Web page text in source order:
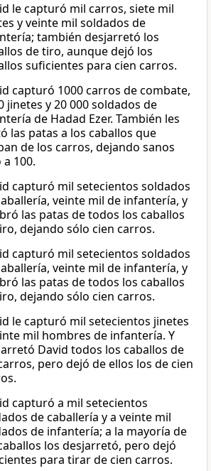
le capturó mil carros, siete mil
y veinte mil soldados de
también desjarretó los
de tiro, aunque dejó los
suficientes para cien carros.
capturó 1000 carros de combate,
jinetes y 20 000 soldados de
de Hadad Ezer. También les
las patas a los caballos que
de los carros, dejando sanos
100.
capturó mil setecientos soldados
veinte mil de infantería, y
las patas de todos los caballos
dejando sólo cien carros.
capturó mil setecientos soldados
veinte mil de infantería, y
las patas de todos los caballos
dejando sólo cien carros.
le capturó mil setecientos jinetes
mil hombres de infantería. Y
David todos los caballos de
pero dejó de ellos los de cien
capturó a mil setecientos
de caballería y a veinte mil
de infantería; a la mayoría de
los desjarretó, pero dejó
para tirar de cien carros.